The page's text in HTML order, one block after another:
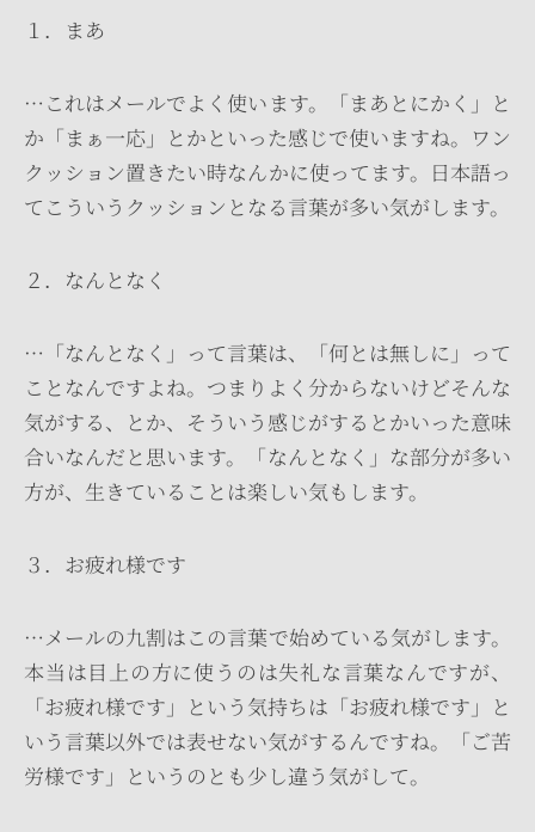
１．まあ
…これはメールでよく使います。「まあとにかく」と
か「まぁ一応」とかといった感じで使いますね。ワン
クッション置きたい時なんかに使ってます。日本語っ
てこういうクッションとなる言葉が多い気がします。
２．なんとなく
…「なんとなく」って言葉は、「何とは無しに」って
ことなんですよね。つまりよく分からないけどそんな
気がする、とか、そういう感じがするとかいった意味
合いなんだと思います。「なんとなく」な部分が多い
方が、生きていることは楽しい気もします。
３．お疲れ様です
…メールの九割はこの言葉で始めている気がします。
本当は目上の方に使うのは失礼な言葉なんですが、
「お疲れ様です」という気持ちは「お疲れ様です」と
いう言葉以外では表せない気がするんですね。「ご苦
労様です」というのとも少し違う気がして。